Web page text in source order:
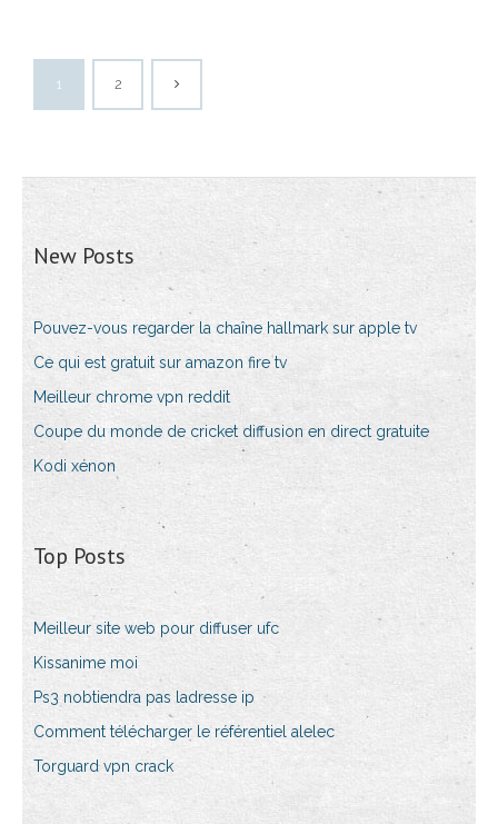
1 2
New Posts
Pouvez-vous regarder la chaîne hallmark sur apple tv
Ce qui est gratuit sur amazon fire tv
Meilleur chrome vpn reddit
Coupe du monde de cricket diffusion en direct gratuite
Kodi xénon
Top Posts
Meilleur site web pour diffuser ufc
Kissanime moi
Ps3 nobtiendra pas ladresse ip
Comment télécharger le référentiel alelec
Torguard vpn crack